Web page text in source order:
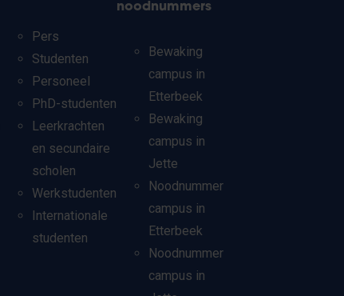
Pers
Studenten
Personeel
PhD-studenten
Leerkrachten
en secundaire
scholen
Werkstudenten
Internationale
studenten
noodnummers
Bewaking
campus in
Etterbeek
Bewaking
campus in
Jette
Noodnummer
campus in
Etterbeek
Noodnummer
campus in